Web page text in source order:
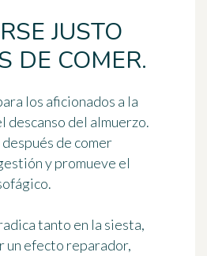
JUSTO
DE COMER.
los aficionados a la
descanso del almuerzo.
de comer
y promueve el
tanto en la siesta,
un efecto reparador,